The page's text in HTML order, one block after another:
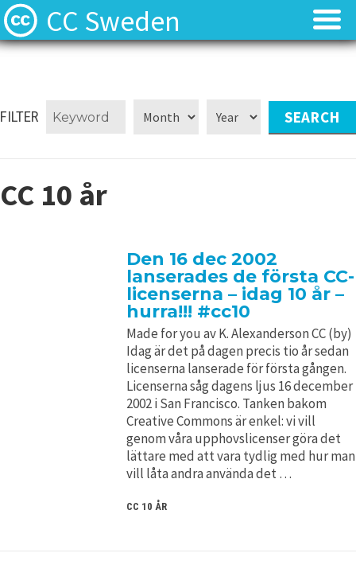
CC Sweden
FILTER
CC 10 år
Den 16 dec 2002
lanserades de första CC-
licenserna – idag 10 år –
hurra!!! #cc10
Made for you av K. Alexanderson CC (by)
Idag är det på dagen precis tio år sedan
licenserna lanserade för första gången.
Licenserna såg dagens ljus 16 december
2002 i San Francisco. Tanken bakom
Creative Commons är enkel: vi vill
genom våra upphovslicenser göra det
lättare med att vara tydlig med hur man
vill låta andra använda det …
CC 10 ÅR